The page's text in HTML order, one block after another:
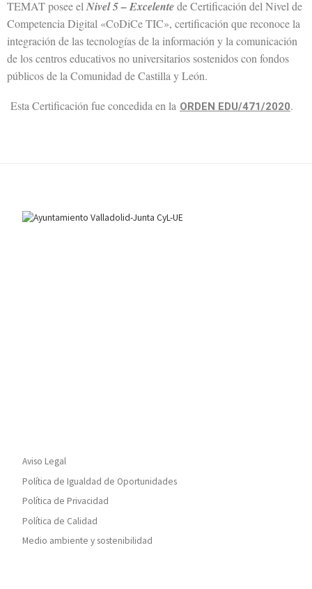
TEMAT posee el Nivel 5 – Excelentede Certificación del Nivel de
Competencia Digital «CoDiCe TIC», certificación que reconoce la
integración de las tecnologías de la información y la comunicación
de los centros educativos no universitarios sostenidos con fondos
públicos de la Comunidad de Castilla y León.
Esta Certificación fue concedida en la ORDEN EDU/471/2020.
Aviso Legal
Política de Igualdad de Oportunidades
Política de Privacidad
Política de Calidad
Medio ambiente y sostenibilidad